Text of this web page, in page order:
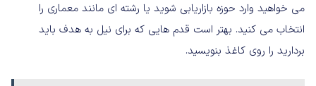
می خواهید وارد حوزه بازاریابی شوید یا رشته ای مانند معماری را
انتخاب می کنید. بهتر است قدم هایی که برای نیل به هدف باید
بردارید را روی کاغذ بنویسید.